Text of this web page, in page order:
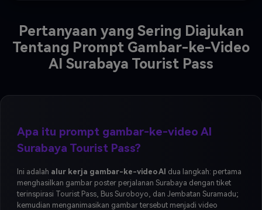
Pertanyaan yang Sering Diajukan
Tentang Prompt Gambar-ke-Video
AI Surabaya Tourist Pass
Apa itu prompt gambar-ke-video AI
Surabaya Tourist Pass?
Ini adalah alur kerja gambar-ke-video AI dua langkah: pertama
menghasilkan gambar poster perjalanan Surabaya dengan tiket
terinspirasi Tourist Pass, Bus Suroboyo, dan Jembatan Suramadu;
kemudian menganimasikan gambar tersebut menjadi video